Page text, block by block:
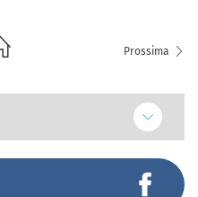
Prossima